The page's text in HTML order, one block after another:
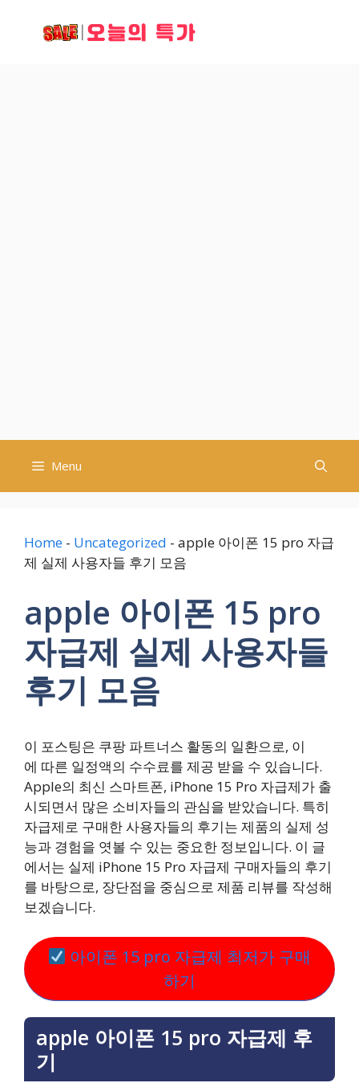
Menu
Home - Uncategorized - apple 아이폰 15 pro 자급
제 실제 사용자들 후기 모음
apple 아이폰 15 pro
자급제 실제 사용자들
후기 모음
이 포스팅은 쿠팡 파트너스 활동의 일환으로, 이
에 따른 일정액의 수수료를 제공 받을 수 있습니다.
Apple의 최신 스마트폰, iPhone 15 Pro 자급제가 출
시되면서 많은 소비자들의 관심을 받았습니다. 특히
자급제로 구매한 사용자들의 후기는 제품의 실제 성
능과 경험을 엿볼 수 있는 중요한 정보입니다. 이 글
에서는 실제 iPhone 15 Pro 자급제 구매자들의 후기
를 바탕으로, 장단점을 중심으로 제품 리뷰를 작성해
보겠습니다.
아이폰 15 pro 자급제 최저가 구매
하기
apple 아이폰 15 pro 자급제 후
기